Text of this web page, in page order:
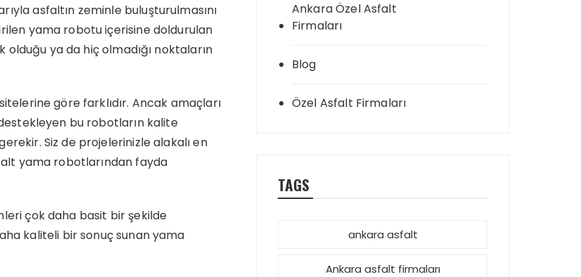
asfaltın zeminle buluşturulmasını
yama robotu içerisine doldurulan
olduğu ya da hiç olmadığı noktaların
göre farklıdır. Ancak amaçları
bu robotların kalite
Siz de projelerinizle alakalı en
yama robotlarından fayda
çok daha basit bir şekilde
kaliteli bir sonuç sunan yama
Ankara Özel Asfalt
Firmaları
Blog
Özel Asfalt Firmaları
TAGS
ankara asfalt
Ankara asfalt firmaları